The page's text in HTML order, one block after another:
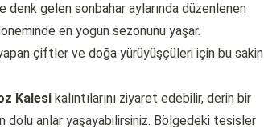
denk gelen sonbahar aylarında düzenlenen
en yoğun sezonunu yaşar.
çiftler ve doğa yürüyüşçüleri için bu sakin
Kalesi kalıntılarını ziyaret edebilir, derin bir
dolu anlar yaşayabilirsiniz. Bölgedeki tesisler